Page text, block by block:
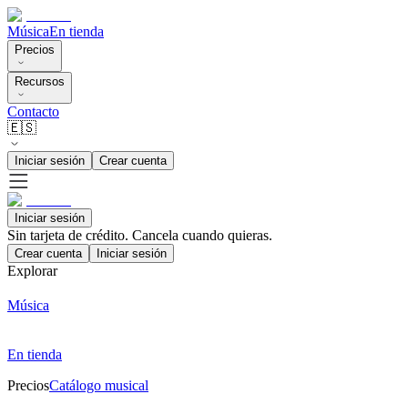
MúsicaEn tienda
Precios
Recursos
Contacto
🇪🇸
Iniciar sesión Crear cuenta
Iniciar sesión
Sin tarjeta de crédito. Cancela cuando quieras.
Crear cuenta Iniciar sesión
Explorar
Música
En tienda
PreciosCatálogo musical